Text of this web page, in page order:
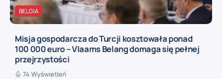
BELGIA
Misja gospodarcza do Turcji kosztowała ponad
100 000 euro – Vlaams Belang domaga się pełnej
przejrzystości
74 Wyświetleń